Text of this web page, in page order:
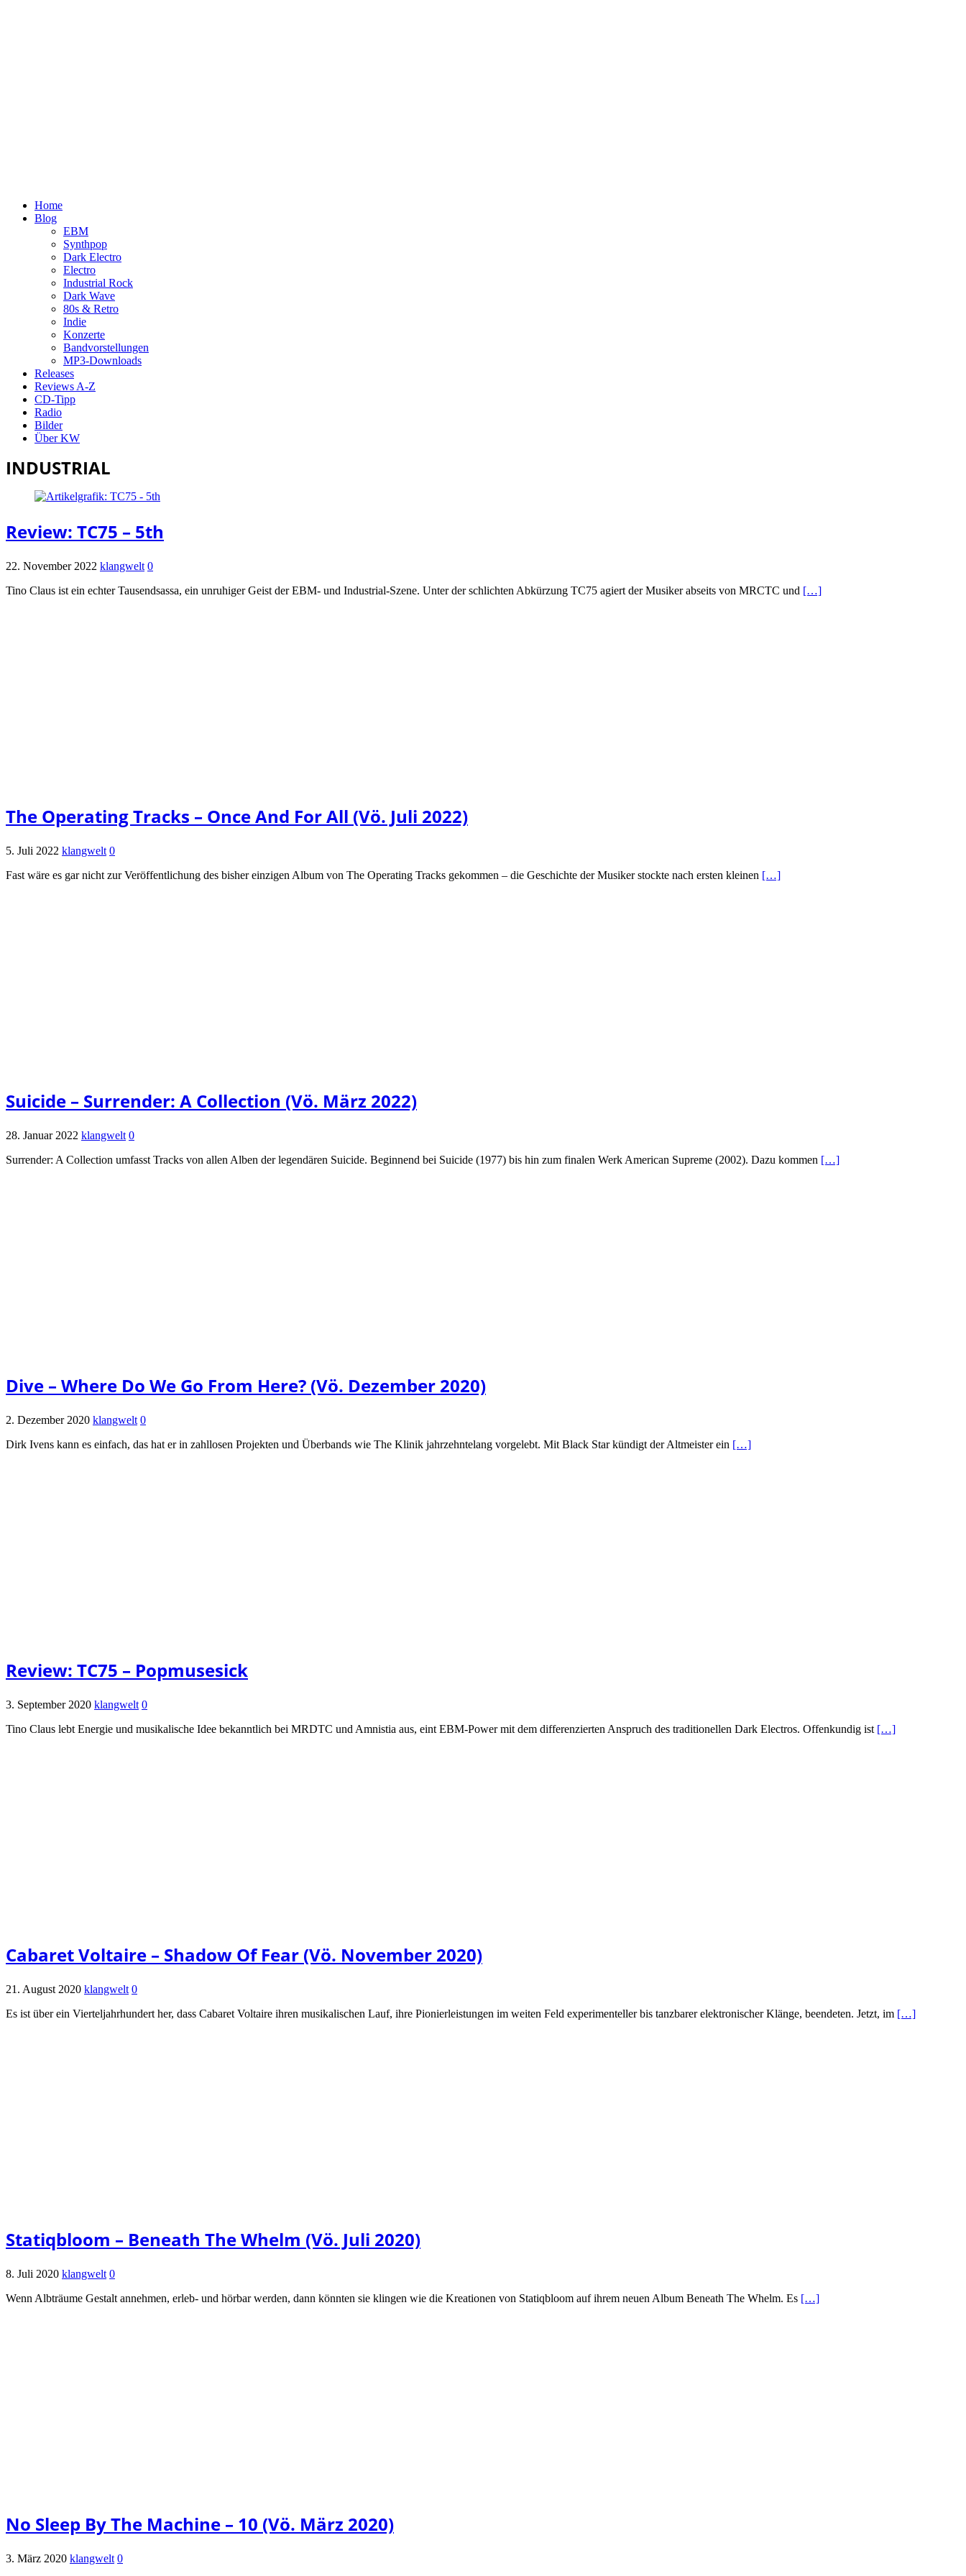
Home
Blog
EBM
Synthpop
Dark Electro
Electro
Industrial Rock
Dark Wave
80s & Retro
Indie
Konzerte
Bandvorstellungen
MP3-Downloads
Releases
Reviews A-Z
CD-Tipp
Radio
Bilder
Über KW
INDUSTRIAL
Review: TC75 – 5th
22. November 2022 klangwelt 0
Tino Claus ist ein echter Tausendsassa, ein unruhiger Geist der EBM- und Industrial-Szene. Unter der schlichten Abkürzung TC75 agiert der Musiker abseits von MRCTC und […]
The Operating Tracks – Once And For All (Vö. Juli 2022)
5. Juli 2022 klangwelt 0
Fast wäre es gar nicht zur Veröffentlichung des bisher einzigen Album von The Operating Tracks gekommen – die Geschichte der Musiker stockte nach ersten kleinen […]
Suicide – Surrender: A Collection (Vö. März 2022)
28. Januar 2022 klangwelt 0
Surrender: A Collection umfasst Tracks von allen Alben der legendären Suicide. Beginnend bei Suicide (1977) bis hin zum finalen Werk American Supreme (2002). Dazu kommen […]
Dive – Where Do We Go From Here? (Vö. Dezember 2020)
2. Dezember 2020 klangwelt 0
Dirk Ivens kann es einfach, das hat er in zahllosen Projekten und Überbands wie The Klinik jahrzehntelang vorgelebt. Mit Black Star kündigt der Altmeister ein […]
Review: TC75 – Popmusesick
3. September 2020 klangwelt 0
Tino Claus lebt Energie und musikalische Idee bekanntlich bei MRDTC und Amnistia aus, eint EBM-Power mit dem differenzierten Anspruch des traditionellen Dark Electros. Offenkundig ist […]
Cabaret Voltaire – Shadow Of Fear (Vö. November 2020)
21. August 2020 klangwelt 0
Es ist über ein Vierteljahrhundert her, dass Cabaret Voltaire ihren musikalischen Lauf, ihre Pionierleistungen im weiten Feld experimenteller bis tanzbarer elektronischer Klänge, beendeten. Jetzt, im […]
Statiqbloom – Beneath The Whelm (Vö. Juli 2020)
8. Juli 2020 klangwelt 0
Wenn Albträume Gestalt annehmen, erleb- und hörbar werden, dann könnten sie klingen wie die Kreationen von Statiqbloom auf ihrem neuen Album Beneath The Whelm. Es […]
No Sleep By The Machine – 10 (Vö. März 2020)
3. März 2020 klangwelt 0